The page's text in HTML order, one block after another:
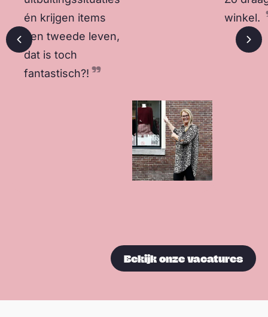
én krijgen items
een tweede leven,
dat is toch
fantastisch?!
winkel.
Vorige slide
Bekijk onze vacatures